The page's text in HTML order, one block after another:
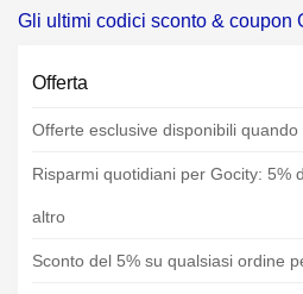
Gli ultimi codici sconto & coupon
Offerta
Offerte esclusive disponibili
Risparmi quotidiani per Gocity: 5%
altro
Sconto del 5% su qualsiasi ordine